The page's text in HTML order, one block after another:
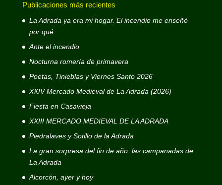
Publicaciones más recientes
La Adrada ya era mi hogar. El incendio me enseñó
por qué.
Ante el incendio
Nocturna romería de primavera
Poetas, Tinieblas y Viernes Santo 2026
XXIV Mercado Medieval de La Adrada (2026)
Fiesta en Casavieja
XXIII MERCADO MEDIEVAL DE LA ADRADA
Piedralaves y Sotillo de la Adrada
La gran sorpresa del fin de año: las campanadas de
La Adrada
Alcorcón, ayer y hoy